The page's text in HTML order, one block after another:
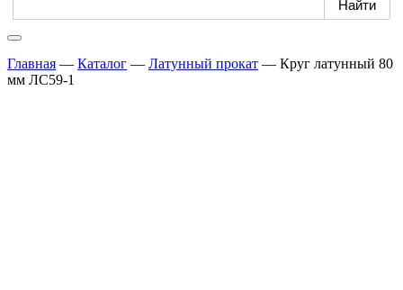
Главная — Каталог — Латунный прокат — Круг латунный 80
мм ЛС59-1